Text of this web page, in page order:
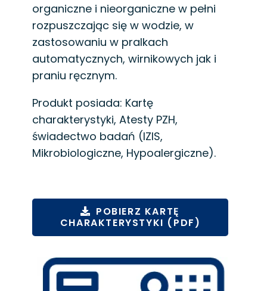
organiczne i nieorganiczne w pełni
rozpuszczając się w wodzie, w
zastosowaniu w pralkach
automatycznych, wirnikowych jak i
praniu ręcznym.
Produkt posiada: Kartę
charakterystyki, Atesty PZH,
świadectwo badań (IZIS,
Mikrobiologiczne, Hypoalergiczne).
POBIERZ KARTĘ
CHARAKTERYSTYKI (PDF)